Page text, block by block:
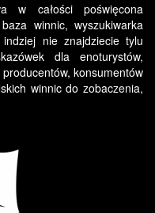
w całości poświęcona
winnic, wyszukiwarka
nie znajdziecie tylu
dla enoturystów,
konsumentów
winnic do zobaczenia,